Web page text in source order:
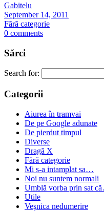
Gabitelu
September 14, 2011
Fără categorie
0 comments
Sărci
Search for:
Categorii
Aiurea în tramvai
De pe Google adunate
De pierdut timpul
Diverse
Dragă X
Fără categorie
Mi s-a intamplat sa…
Noi nu suntem normali
Umblă vorba prin sat
Utile
Veşnica nedumerire